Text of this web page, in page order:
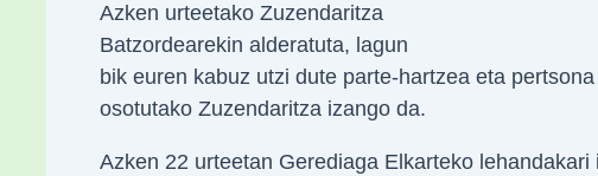
Azken urteetako Zuzendaritza
Batzordearekin alderatuta, lagun
bik euren kabuz utzi dute parte-hartzea eta
osotutako Zuzendaritza izango da.
Azken 22 urteetan Gerediaga Elkarteko